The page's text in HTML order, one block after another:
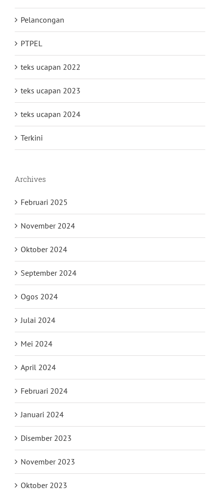
Pelancongan
PTPEL
teks ucapan 2022
teks ucapan 2023
teks ucapan 2024
Terkini
Archives
Februari 2025
November 2024
Oktober 2024
September 2024
Ogos 2024
Julai 2024
Mei 2024
April 2024
Februari 2024
Januari 2024
Disember 2023
November 2023
Oktober 2023